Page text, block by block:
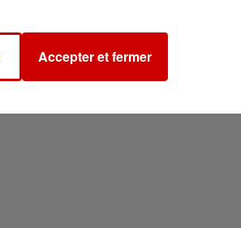
Accepter et fermer